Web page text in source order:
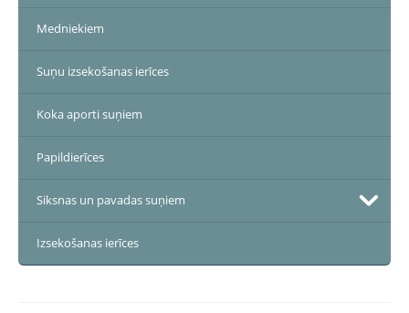
Medniekiem
Suņu izsekošanas ierīces
Koka aporti suņiem
Papildierīces
Siksnas un pavadas suņiem
Izsekošanas ierīces